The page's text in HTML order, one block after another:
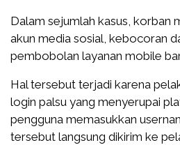
Dalam sejumlah kasus, korban
akun media sosial, kebocoran
pembobolan layanan mobile
Hal tersebut terjadi karena
login palsu yang menyerupai
pengguna memasukkan
tersebut langsung dikirim ke